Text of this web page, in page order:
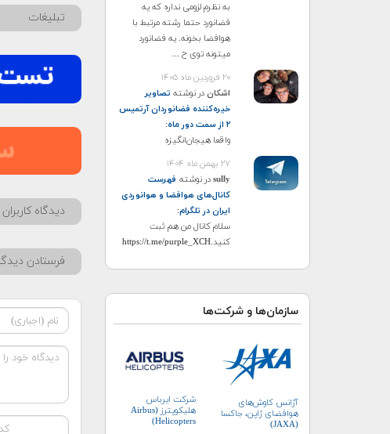
به نظرم لزومی نداره که یه
فضانورد حتما رشته مرتبط با
هوافضا بخونه. یه فضانورد
میتونه توی ح ...
۲۰ فروردین ماه ۱۴۰۵
اشکاندر نوشته تصاویر
خیره‌کننده فضانوردان آرتمیس
۲ از سمت دور ماه
:
واقعا هیجان‌انگیزه
۲۷ بهمن ماه ۱۴۰۴
sullyدر نوشته فهرست
کانال‌های هوافضا و هوانوردی
ایران در تلگرام:
سلام کانال من هم ثبت
کنید.https://t.me/purple_XCH
سازمان‌ها و شرکت‌ها
آژانس کاوش‌های
هوافضای ژاپن، جاکسا
(JAXA)
شرکت ایرباس
هلیکوپترز (Airbus
Helicopters)
تبلیغات
دیدگاه کاربران
فرستادن